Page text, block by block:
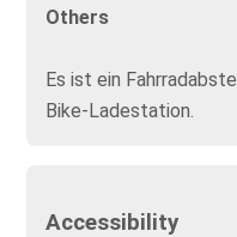
Others
Es ist ein
Bike-Ladestation.
Accessibility